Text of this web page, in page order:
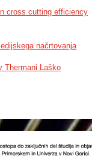
cross cutting efficiency
načrtovanja
Thermani Laško